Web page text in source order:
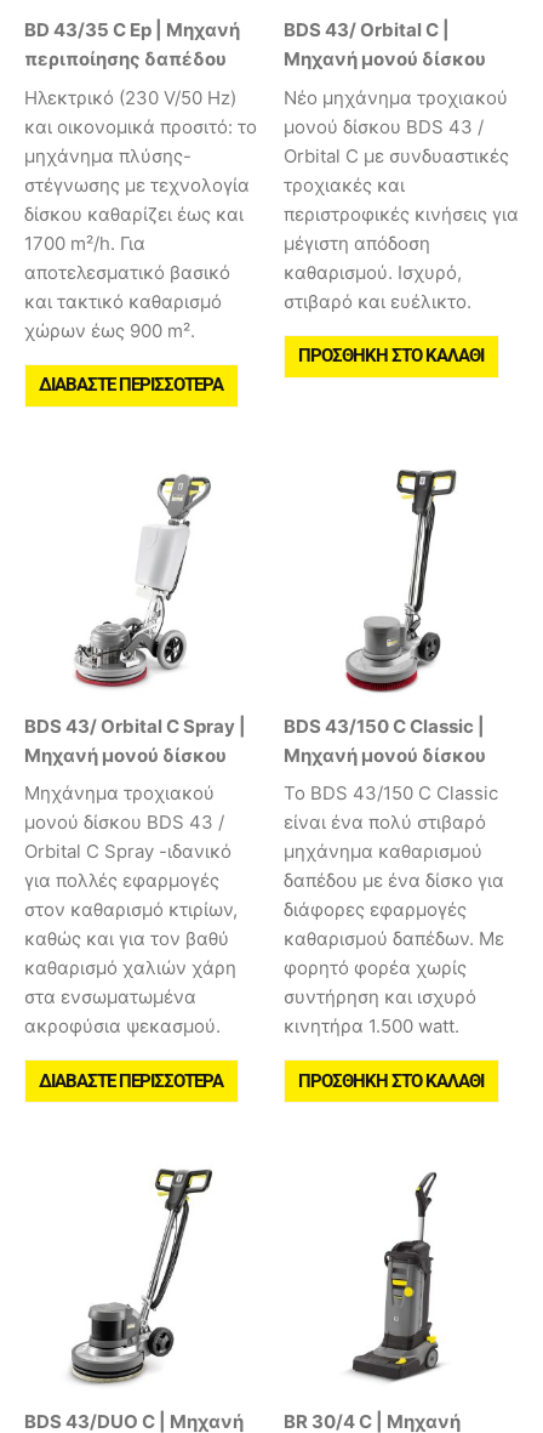
BD 43/35 C Ep | Μηχανή
περιποίησης δαπέδου
Ηλεκτρικό (230 V/50 Hz)
και οικονομικά προσιτό: το
μηχάνημα πλύσης-
στέγνωσης με τεχνολογία
δίσκου καθαρίζει έως και
1700 m²/h. Για
αποτελεσματικό βασικό
και τακτικό καθαρισμό
χώρων έως 900 m².
ΔΙΑΒΆΣΤΕ ΠΕΡΙΣΣΌΤΕΡΑ
BDS 43/ Orbital C |
Μηχανή μονού δίσκου
Νέο μηχάνημα τροχιακού
μονού δίσκου BDS 43 /
Orbital C με συνδυαστικές
τροχιακές και
περιστροφικές κινήσεις για
μέγιστη απόδοση
καθαρισμού. Ισχυρό,
στιβαρό και ευέλικτο.
ΠΡΟΣΘΉΚΗ ΣΤΟ ΚΑΛΆΘΙ
BDS 43/ Orbital C Spray |
Μηχανή μονού δίσκου
Μηχάνημα τροχιακού
μονού δίσκου BDS 43 /
Orbital C Spray -ιδανικό
για πολλές εφαρμογές
στον καθαρισμό κτιρίων,
καθώς και για τον βαθύ
καθαρισμό χαλιών χάρη
στα ενσωματωμένα
ακροφύσια ψεκασμού.
ΔΙΑΒΆΣΤΕ ΠΕΡΙΣΣΌΤΕΡΑ
BDS 43/150 C Classic |
Μηχανή μονού δίσκου
Το BDS 43/150 C Classic
είναι ένα πολύ στιβαρό
μηχάνημα καθαρισμού
δαπέδου με ένα δίσκο για
διάφορες εφαρμογές
καθαρισμού δαπέδων. Με
φορητό φορέα χωρίς
συντήρηση και ισχυρό
κινητήρα 1.500 watt.
ΠΡΟΣΘΉΚΗ ΣΤΟ ΚΑΛΆΘΙ
BDS 43/DUO C | Μηχανή BR 30/4 C | Μηχανή